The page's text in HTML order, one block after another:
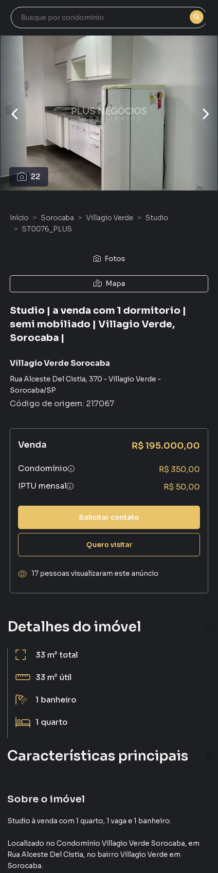
22
Detalhes do imóvel
33 m²total
33 m² útil
1 banheiro
1 quarto
Características principais
Sobre o imóvel
Studio à venda com 1 quarto, 1 vaga e 1 banheiro.
Localizado no Condomínio Villagio Verde Sorocaba, em
Rua Alceste Del Cistia, no bairro Villagio Verde em
Sorocaba.
Início Sorocaba Villagio Verde
Studio
ST0076_PLUS
Fotos
Mapa
Studio | a venda com 1 dormitorio |
semi mobiliado | Villagio Verde,
Sorocaba |
Villagio Verde Sorocaba
Rua Alceste Del Cistia, 370 - Villagio Verde -
Sorocaba/SP
Código de origem: 217067
Venda R$ 195.000,00
Condomínio
R$ 350,00
IPTU mensal
R$ 50,00
Solicitar contato
Quero visitar
17 pessoas visualizaram este anúncio